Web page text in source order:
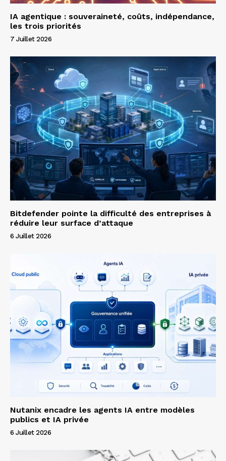
IA agentique : souveraineté, coûts, indépendance,
les trois priorités
7 Juillet 2026
Bitdefender pointe la difficulté des entreprises à
réduire leur surface d’attaque
6 Juillet 2026
Nutanix encadre les agents IA entre modèles
publics et IA privée
6 Juillet 2026